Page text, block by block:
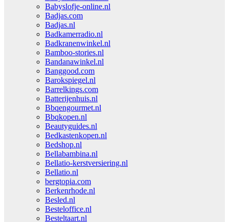
Babyslofje-online.nl
Badjas.com
Badjas.nl
Badkamerradio.nl
Badkranenwinkel.nl
Bamboo-stories.nl
Bandanawinkel.nl
Banggood.com
Barokspiegel.nl
Barrelkings.com
Batterijenhuis.nl
Bbqengourmet.nl
Bbqkopen.nl
Beautyguides.nl
Bedkastenkopen.nl
Bedshop.nl
Bellabambina.nl
Bellatio-kerstversiering.nl
Bellatio.nl
bergtopia.com
Berkenrhode.nl
Besled.nl
Besteloffice.nl
Besteltaart.nl